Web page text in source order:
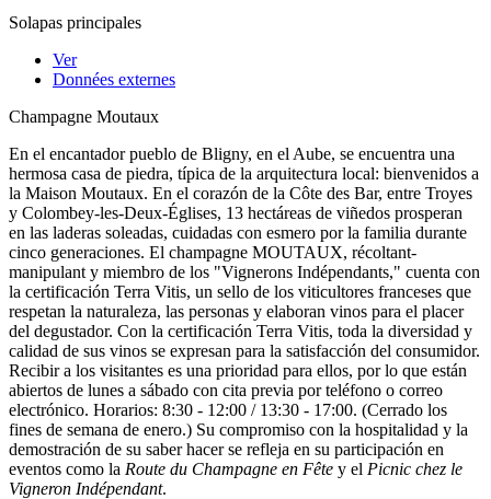
Solapas principales
Ver
Données externes
Champagne Moutaux
En el encantador pueblo de Bligny, en el Aube, se encuentra una
hermosa casa de piedra, típica de la arquitectura local: bienvenidos a
la Maison Moutaux. En el corazón de la Côte des Bar, entre Troyes
y Colombey-les-Deux-Églises, 13 hectáreas de viñedos prosperan
en las laderas soleadas, cuidadas con esmero por la familia durante
cinco generaciones. El champagne MOUTAUX, récoltant-
manipulant y miembro de los "Vignerons Indépendants," cuenta con
la certificación Terra Vitis, un sello de los viticultores franceses que
respetan la naturaleza, las personas y elaboran vinos para el placer
del degustador. Con la certificación Terra Vitis, toda la diversidad y
calidad de sus vinos se expresan para la satisfacción del consumidor.
Recibir a los visitantes es una prioridad para ellos, por lo que están
abiertos de lunes a sábado con cita previa por teléfono o correo
electrónico. Horarios: 8:30 - 12:00 / 13:30 - 17:00. (Cerrado los
fines de semana de enero.) Su compromiso con la hospitalidad y la
demostración de su saber hacer se refleja en su participación en
eventos como la Route du Champagne en Fête y el Picnic chez le
Vigneron Indépendant.